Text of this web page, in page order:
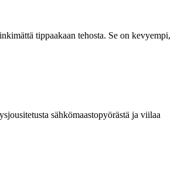
tippaakaan tehosta. Se on kevyempi,
sähkömaastopyörästä ja viilaa